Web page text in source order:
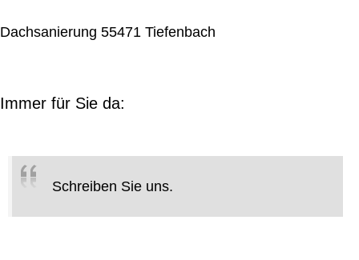
Dachsanierung 55471 Tiefenbach
Immer für Sie da:
Schreiben Sie uns.